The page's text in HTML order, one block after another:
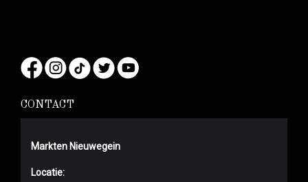
CONTACT
Markten Nieuwegein
Locatie: